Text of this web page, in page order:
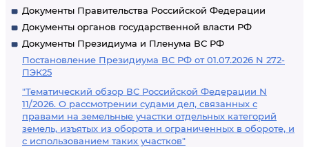
Документы Правительства Российской Федерации
Документы органов государственной власти РФ
Документы Президиума и Пленума ВС РФ
Постановление Президиума ВС РФ от 01.07.2026 N 272-
ПЭК25
"Тематический обзор ВС Российской Федерации N
11/2026. О рассмотрении судами дел, связанных с
правами на земельные участки отдельных категорий
земель, изъятых из оборота и ограниченных в обороте, и
с использованием таких участков"